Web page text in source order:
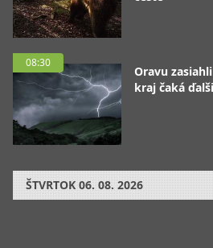
08:30
Oravu
kraj čaká
ŠTVRTOK 06. 08. 2026